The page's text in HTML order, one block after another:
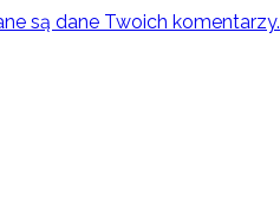
są dane Twoich komentarzy.